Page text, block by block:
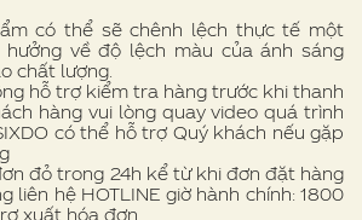
có thể sẽ chênh lệch thực tế một
hưởng về độ lệch màu của ánh sáng
chất lượng.
hỗ trợ kiểm tra hàng trước khi thanh
hàng vui lòng quay video quá trình
có thể hỗ trợ Quý khách nếu gặp
đỏ trong 24h kể từ khi đơn đặt hàng
liên hệ HOTLINE giờ hành chính: 1800
xuất hóa đơn